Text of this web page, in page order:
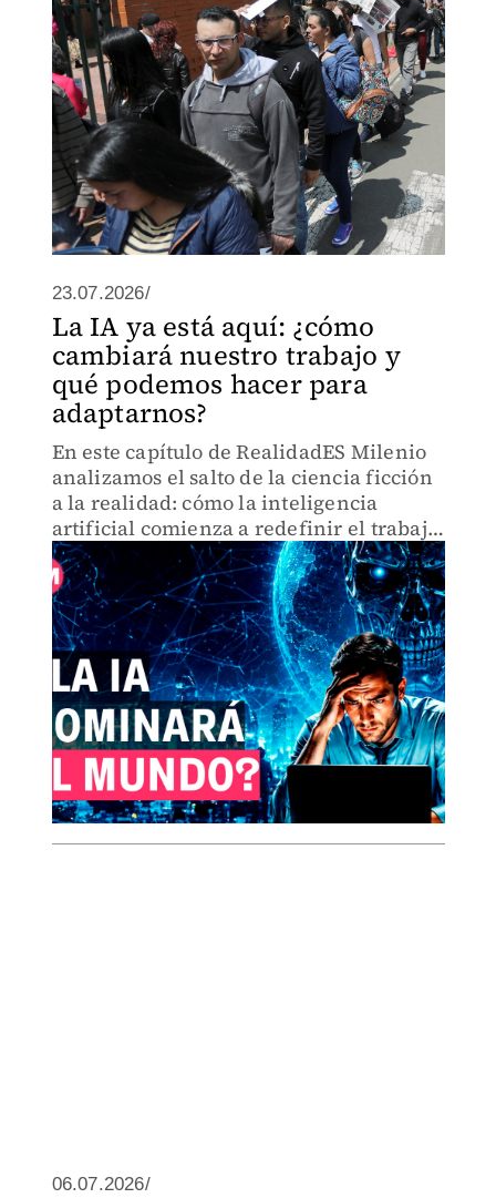
23.07.2026/
La IA ya está aquí: ¿cómo
cambiará nuestro trabajo y
qué podemos hacer para
adaptarnos?
En este capítulo de RealidadES Milenio
analizamos el salto de la ciencia ficción
a la realidad: cómo la inteligencia
artificial comienza a redefinir el trabajo
y el futuro laboral.
06.07.2026/